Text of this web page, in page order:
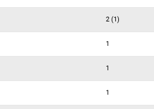
2 (1)
1
1
1